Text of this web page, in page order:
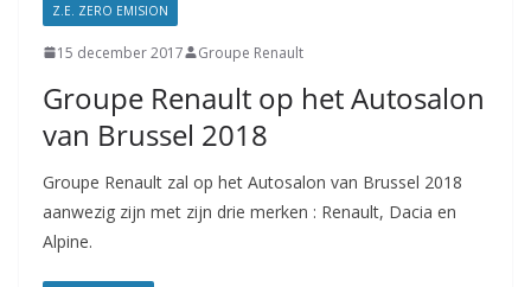
Z.E. ZERO EMISION
15 december 2017 Groupe Renault
Groupe Renault op het Autosalon
van Brussel 2018
Groupe Renault zal op het Autosalon van Brussel 2018
aanwezig zijn met zijn drie merken : Renault, Dacia en
Alpine.